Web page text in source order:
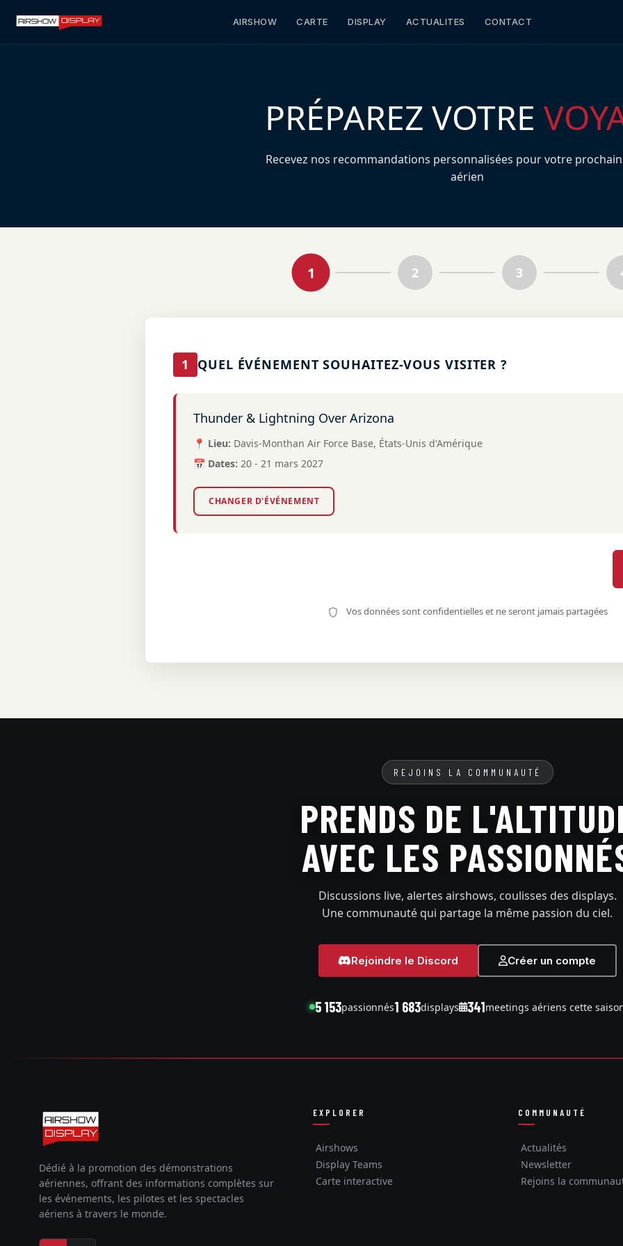
AIRSHOW CARTE DISPLAY ACTUALITES CONTACT
PRÉPAREZ VOTRE
Recevez nos recommandations personnalisées pour votre
aérien
1 2 3
1 QUEL ÉVÉNEMENT SOUHAITEZ-VOUS VISITER ?
Thunder & Lightning Over Arizona
📍 Lieu: Davis-Monthan Air Force Base, États-Unis d'Amérique
📅 Dates: 20 - 21 mars 2027
CHANGER D'ÉVÉNEMENT
Vos données sont confidentielles et ne seront jamais partagées
REJOINS LA COMMUNAUTÉ
PRENDS DE
AVEC LES
Discussions live, alertes airshows, coulisses des displays.
Une communauté qui partage la même passion du ciel.
Rejoindre le Discord Créer un compte
5 153passionnés1 683displays 341meetings aériens cette
Dédié à la promotion des démonstrations
aériennes, offrant des informations complètes sur
les événements, les pilotes et les spectacles
aériens à travers le monde.
EXPLORER
Airshows
Display Teams
Carte interactive
COMMUNAUTÉ
Actualités
Newsletter
Rejoins la